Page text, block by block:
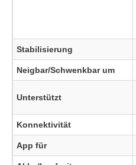
Stabilisierung
Neigbar/Schwenkbar um
Unterstützt
Konnektivität
App für